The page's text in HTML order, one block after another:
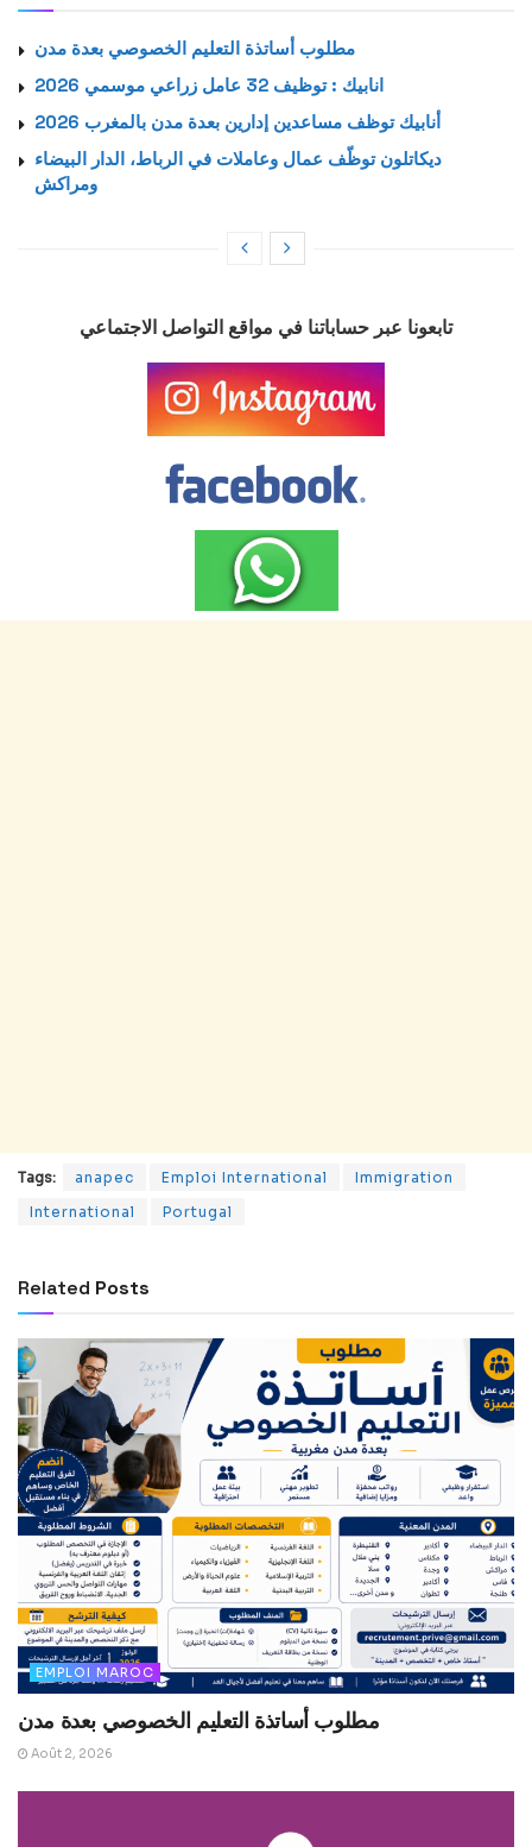
مطلوب أساتذة التعليم الخصوصي بعدة مدن
انابيك : توظيف 32 عامل زراعي موسمي 2026
أنابيك توظف مساعدين إدارين بعدة مدن بالمغرب 2026
ديكاتلون توظّف عمال وعاملات في الرباط، الدار البيضاء
ومراكش
تابعونا عبر حساباتنا في مواقع التواصل الاجتماعي
Tags: anapec Emploi International
Immigration
International
Portugal
Related Posts
EMPLOI MAROC
مطلوب أساتذة التعليم الخصوصي بعدة مدن
Août 2, 2026